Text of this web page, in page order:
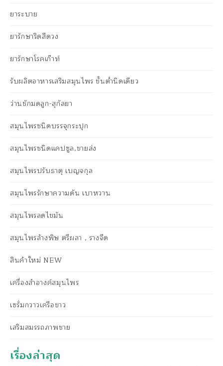
ยาระบาย
ยารักษาริดสีดวง
ยารักษาโรคเก๊าท์
รับผลิตอาหารเสริมสมุนไพร ขั้นต่ำนิดเดียว
ว่านชักมดลูก-สุกัลยา
สมุนไพรชนิดบรรจุกระปุก
สมุนไพรชนิดแคปซูล,ขายส่ง
สมุนไพรปรับธาตุ เบญจกุล
สมุนไพรรักษาความดัน เบาหวาน
สมุนไพรลดไขมัน
สมุนไพรล้างพิษ ตรีผลา , รางจืด
สินค้าใหม่ NEW
เครื่องสำอางค์สมุนไพร
เซรั่มกวาวเครือขาว
เสริมสมรรถภาพชาย
เรื่องล่าสุด